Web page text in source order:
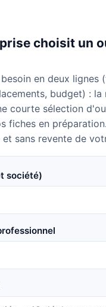
choisit un
en deux lignes
budget) :
courte sélection
fiches en
sans revente de
société)